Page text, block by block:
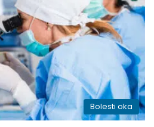
Bolesti oka